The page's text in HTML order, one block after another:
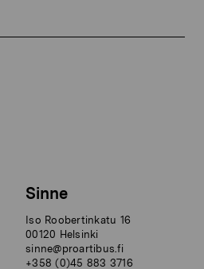
Sinne
Iso Roobertinkatu 16
00120 Helsinki
sinne@proartibus.fi
+358 (0)45 883 3716